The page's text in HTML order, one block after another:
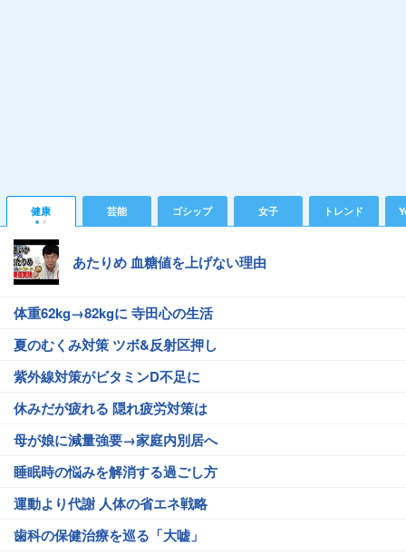
健康 芸能 ゴシップ 女子 トレンド
あたりめ 血糖値を上げない理由
体重62kg→82kgに 寺田心の生活
夏のむくみ対策 ツボ&反射区押し
紫外線対策がビタミンD不足に
休みだが疲れる 隠れ疲労対策は
母が娘に減量強要→家庭内別居へ
睡眠時の悩みを解消する過ごし方
運動より代謝 人体の省エネ戦略
歯科の保健治療を巡る「大嘘」